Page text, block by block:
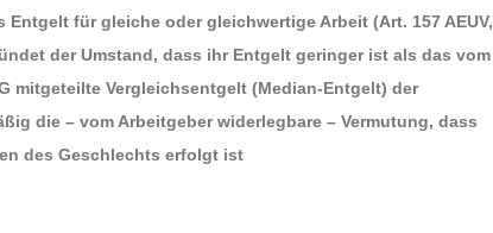
für gleiche oder gleichwertige Arbeit (Art. 157 AEUV,
der Umstand, dass ihr Entgelt geringer ist als das vom
mitgeteilte Vergleichsentgelt (Median-Entgelt) der
die – vom Arbeitgeber widerlegbare – Vermutung, dass
des Geschlechts erfolgt ist